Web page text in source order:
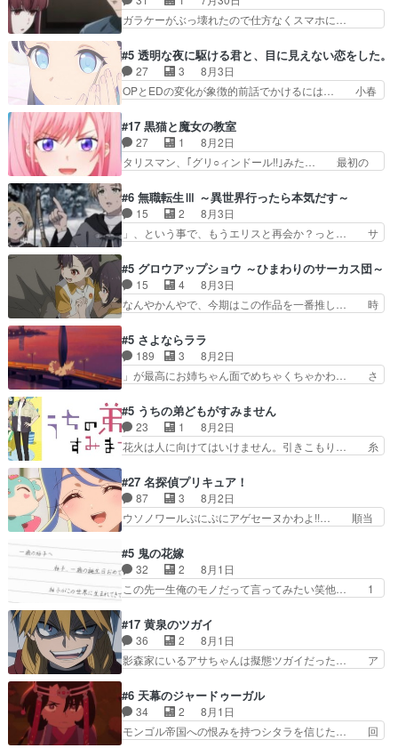
れる先輩、なんだかん… 第５話をｄアニメストア
で視聴しました。視…
ったらちゅー先輩か。しれっと相方… 第５話感
想：コ□した相手にも家族や…､戦… つらい回
ナとミミも可愛かった2人の関係… 確かに相手に
も家族や大切な人はいるけど、… 白シャツが作業
着みたいなもんなんですかね…
ガラケーがぶっ壊れたので仕方なくスマホに…
はり出オチ感が否めず、エピソードの打率… 田山
さんが佐々木さんに沼っていく…こんな… 佐々木
さん、腕フェチなんですね笑最近まじ… 佐々木が
ガラケーからスマホに変えるって、… もうドラマ
ゃわない？佐々木さんの優しさ… 先行で見た時よ
り2人のやり取りに癒しを感… ABEMA版の7〜8
話佐々木が実年齢以上…
#5 透明な夜に駆ける君と、目に見えない恋をした。
27 3
8月3日
OPとEDの変化が象徴的前話でかけるには… 小春
か、こんな風に見えてるのかぁ。かける… 完全な
両片思いになりましたねぇ…OPとE… 余計な物
は描かず白く靄がかった小春ちゃん… 光も感じな
い完全な盲目なんやね…おめかし… 母役に能登さ
も描かれていて良かった本当… 股に海豚を挟み水
上バスでの会話を反芻…恋… OPEDとも無人バー
ジョンから主人公２人…
#17 黒猫と魔女の教室
27 1
8月2日
タリスマン、｢グリ○ィンドール!!｣みた… 最初の
ホントスピカが大好きだよね。ツン… 一等級ポテ
ンシャルのアリアちゃん可愛くて… そういや、ア
リアは能力は最上級のくせに、… とうとうアリア
と直接競う場がきたこれまで… 毎度ながらのスピ
マン趣味ダダ漏れで好き… 期末試験が始まろうと
しておりスピカは対策… 能力鑑定胸像タリスマン
氏容姿も評価してし…
#6 無職転生Ⅲ ～異世界行ったら本気だす～
15 2
8月3日
」、という事で、もうエリスと再会か？っと… サ
関係の清算が粛々と進められているサラ… サラと
の関係に対して完全に「昔の女」とし… ルーシー
にデレるルディが完全に親バカで微… サラとは会
ってほしいちゃんとした別れ方し… サラは未練0
キャラモヤモヤする別れ方だ… 役で出演させてい
ただきました！よろしくお… 毎クールメインヒロ
インを好きになっちゃう…
#5 グロウアップショウ ～ひまわりのサーカス団～
15 4
8月3日
なんやかんやで、今期はこの作品を一番推し… 時
愛すぎるな楠木ともりちゃんのね… デフォルメさ
れた表情が特に多かったのが印… 葵＆茜の回も良
きでした。あの証拠写真、ひ… 互いが互いのこと
を想っているのにすれ違っ… 第５話をｄアニメス
んと練習したい〟と言… 本当この作品は「キャ
ラ」を活かすのがうま… みずかちゃんの介入で双
子の仲にヒビが………
#5 さよならララ
189 3
8月2日
」が最高にお姉ちゃん面でめちゃくちゃかわ… さ
を振り切ってみんなに謝ったララの思い… 仕事に
馴染めない辺り観ていて苦しいところ… ララちゃ
んの事情はもう少し皆に話して良い… ララと茉里
とで初のアルバイト。七転八倒し… 労働するプリ
てケーキ食べて、帰りにカメ… ララが働く事での
てんやわんや。働いて大変… 地道に働き人と関わ
る日々の中に愛を見いだ…
#5 うちの弟どもがすみません
23 1
8月2日
花火は人に向けてはいけません。引きこもり… 糸
お名前を見たんだけどあの中村大樹さん… 糸ちゃ
んカッケー、色んな意味でwゲームが… 姉から性
的興奮覚えてないよね？なんて言わ… テーマ：引
きこもりの理由感想は、久しぶり… 元ゲーマーな
んの距離感おかしいね(*´… 糸と源ははよ好きお
うとると言わんかい！引… ショウくんと対等に話
すためにゲームをする…
#27 名探偵プリキュア！
87 3
8月2日
ウソノワールぷにぷにアゲセーヌかわよ!!… 順当
取り戻し正式に探偵事務所で働き始め… ポワロ、
元ネタを解説して原作に誘導するの… くれあさん
の探偵としての初事件にしてちょ… ・急にクイズ
番組が始まったw・妖精ウソノ… るるかの助手だ
の！？クレアさん探偵すぎ… 突然のポアロクイズ
は草なんよ。んで、あん… 今回からついにくれあ
が探偵事務所の仲間に…
#5 鬼の花嫁
32 2
8月1日
この先一生俺のモノだって言ってみたい笑他… 1
さん柚子に18年分の誕生日プレゼント… 柚子は
鬼龍院家から初めて学校に通う事にな… プレゼン
ト攻撃ヤバすぎるwwwヴァイオレ… 玲夜さまサ
プライズの、これまでの柚子ちゃ… 玲夜から柚子
んへ…もう中学生な… 梅原の人が18歳になるま
での誕生プレゼン… なよなよした男（cv石田彰）
梅ちゃんがた…
#17 黄泉のツガイ
36 2
8月1日
影森家にいるアサちゃんは擬態ツガイだった… ア
にアサはいなかった逆にガブちゃんはい… 影森の
当主が際限なくツガイを増やせるのに… 今回はも
うガブちゃんさんの悲鳴にも似た怒… ユルと戦っ
た時から伏線が張られていたのが… しかしアサ
#6 天幕のジャードゥーガル
34 2
8月1日
モンゴル帝国への恨みを持つシタラを信じた… 回